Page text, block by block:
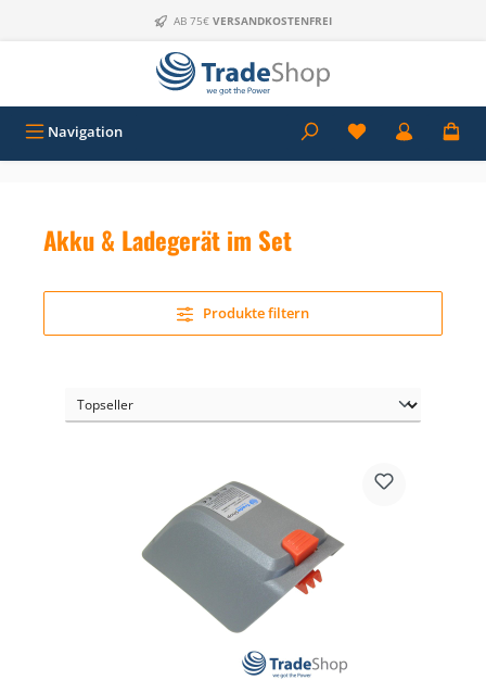
Zum Hauptinhalt springenAB 75€ VERSANDKOSTENFREI
Navigation
Akku & Ladegerät im Set
Produkte filtern